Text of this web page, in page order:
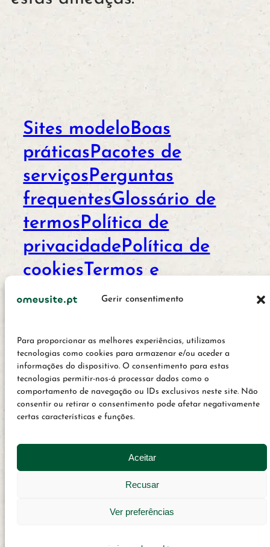
Gerir consentimento
Para proporcionar as melhores experiências, utilizamos
tecnologias como cookies para armazenar e/ou aceder a
informações do dispositivo. O consentimento para estas
tecnologias permitir-nos-á processar dados como o
comportamento de navegação ou IDs exclusivos neste site. Não
consentir ou retirar o consentimento pode afetar negativamente
certas características e funções.
Aceitar
Recusar
Ver preferências
Sites modeloBoas
práticasPacotes de
serviçosPerguntas
frequentesGlossário de
termosPolítica de
privacidadePolítica de
cookiesTermos e
condiçõesCréditos e ficha
© 2022 - 2026 OMeuSite.PT
Optimized by Seraphinite Accelerator